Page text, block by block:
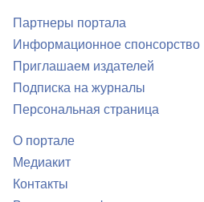
Партнеры портала
Информационное спонсорство
Приглашаем издателей
Подписка на журналы
Персональная страница
О портале
Медиакит
Контакты